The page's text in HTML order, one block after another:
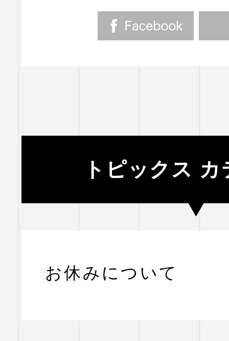
トピックス
お休みについて